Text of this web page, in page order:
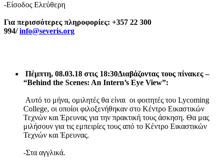
-Είσοδος Ελεύθερη
Για περισσότερες πληροφορίες: +357 22 300
994/ info@severis.org
Πέμπτη, 08.03.18 στις 18:30Διαβάζοντας τους πίνακες–
“Behind the Scenes: An Intern’s Eye View”:
Αυτό το μήνα, ομιλητές θα είναι οι φοιτητές του Lycoming
College, οι οποίοι φιλοξενήθηκαν στο Κέντρο Εικαστικών
Τεχνών και Έρευνας για την πρακτική τους άσκηση. Θα μας
μιλήσουν για τις εμπειρίες τους από το Κέντρο Εικαστικών
Τεχνών και Έρευνας.
-Στα αγγλικά.